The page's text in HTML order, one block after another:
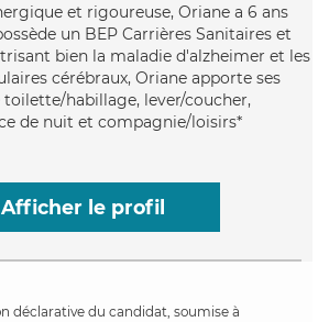
et rigoureuse, Oriane a 6 ans
un BEP Carrières Sanitaires et
bien la maladie d'alzheimer et les
cérébraux, Oriane apporte ses
toilette/habillage, lever/coucher,
de nuit et compagnie/loisirs*
Afficher le profil
déclarative du candidat, soumise à